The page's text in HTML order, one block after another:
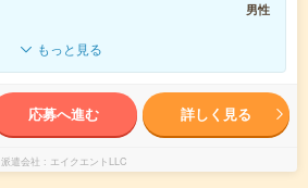
男性
もっと見る
応募へ進む 詳しく見る
派遣会社 エイクエントLLC